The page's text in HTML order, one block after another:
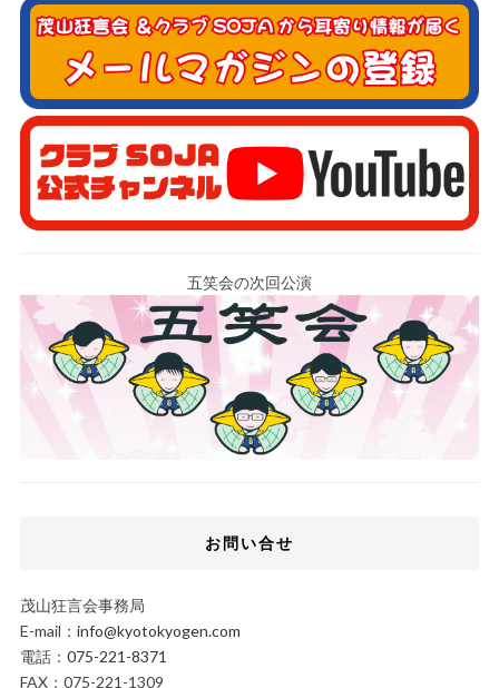
五笑会の次回公演
お問い合せ
茂山狂言会事務局
E-mail： info@kyotokyogen.com
電話： 075-221-8371
FAX：075-221-1309